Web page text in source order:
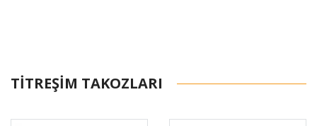
TITREŞIM TAKOZLARI